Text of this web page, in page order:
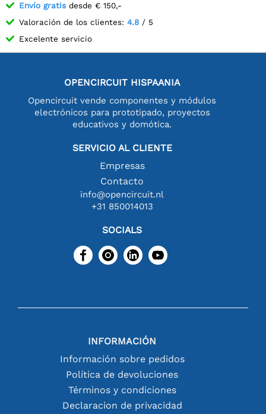
Envío gratis desde € 150,-
Valoración de los clientes: 4.8 / 5
Excelente servicio
OPENCIRCUIT HISPAANIA
Opencircuit vende componentes y módulos
electrónicos para prototipado, proyectos
educativos y domótica.
SERVICIO AL CLIENTE
Empresas
Contacto
info@opencircuit.nl
+31 850014013
SOCIALS
INFORMACIÓN
Información sobre pedidos
Política de devoluciones
Términos y condiciones
Declaracion de privacidad